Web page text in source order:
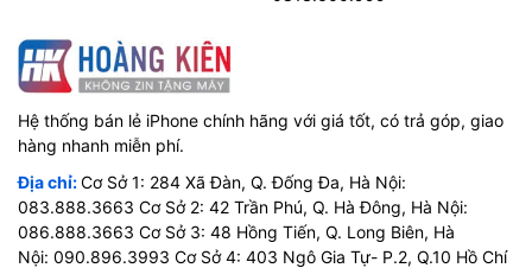
Hệ thống bán lẻ iPhone chính hãng với giá tốt, có trả góp, giao
hàng nhanh miễn phí.
Địa chỉ:Cơ Sở 1: 284 Xã Đàn, Q. Đống Đa, Hà Nội:
083.888.3663 Cơ Sở 2: 42 Trần Phú, Q. Hà Đông, Hà Nội:
086.888.3663 Cơ Sở 3: 48 Hồng Tiến, Q. Long Biên, Hà
Nội: 090.896.3993 Cơ Sở 4: 403 Ngô Gia Tự- P.2, Q.10 Hồ Chí